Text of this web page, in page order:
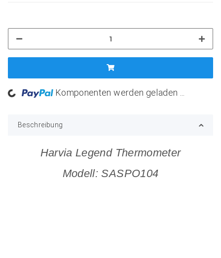
Loading... Komponenten werden geladen ...
Beschreibung
Harvia Legend Thermometer
Modell: SASPO104